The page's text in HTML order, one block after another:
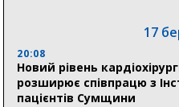
Місто посилює
отримали 12 потужних
17
20:08
Новий рівень
розширює співпрацю з
пацієнтів Сумщини